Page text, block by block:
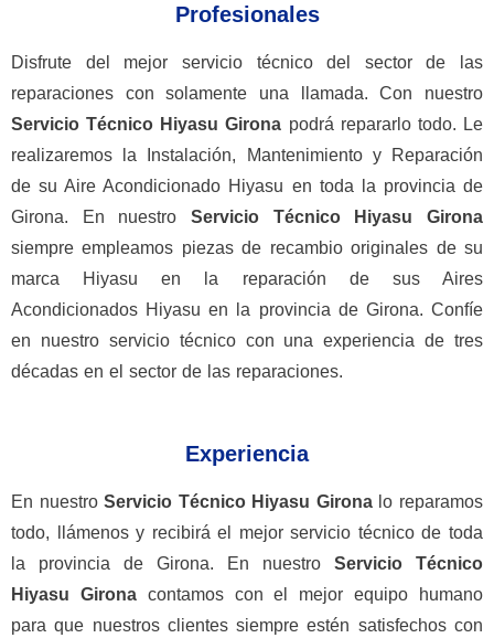
Profesionales
Disfrute del mejor servicio técnico del sector de las
reparaciones con solamente una llamada. Con nuestro
Servicio Técnico Hiyasu Girona podrá repararlo todo. Le
realizaremos la Instalación, Mantenimiento y Reparación
de su Aire Acondicionado Hiyasu en toda la provincia de
Girona. En nuestro Servicio
Técnico Hiyasu Girona
siempre empleamos piezas de recambio originales de su
marca Hiyasu en la reparación de sus Aires
Acondicionados Hiyasu en la provincia de Girona. Confíe
en nuestro servicio técnico con una experiencia de tres
décadas en el sector de las reparaciones.
Experiencia
En nuestroServicio Técnico Hiyasu Gironalo reparamos
todo, llámenos y recibirá el mejor servicio técnico de toda
la provincia de Girona. En nuestro Servicio Técnico
Hiyasu Gironacontamos con el mejor equipo humano
para que nuestros clientes siempre estén satisfechos con